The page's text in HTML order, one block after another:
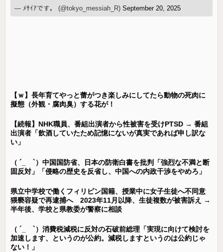
— ﾒｻｲｱです。 (@tokyo_messiah_R)September 20, 2025
【ｗ】長年育てやっと蕾がつき楽しみにしてたら動物の死肉に
擬態（外観・腐肉臭）する花が！
【続報】NHK職員、番組出演者から性被害を受けPTSD → 番組
出演者「飲酒していたため記憶にないが真実であれば申し訳な
い」
（ ´_ゝ`）中国国防省、日本の防衛白書を批判「強烈な不満と断
固反対」「侵略の歴史を反省し、中国への内政干渉をやめろ」
県立中学校で働くフィリピン国籍、授業中に女子生徒へ不同意
猥褻容疑で再逮捕へ 2023年11月以降、生徒複数が被害訴え →
半年後、学校と県教委が警察に相談
（ ´_ゝ`）消費税減税に反対の石破前総理「実現に向けて検討を
加速します、というのが公約。減税しますというのは公約じゃ
ない！」